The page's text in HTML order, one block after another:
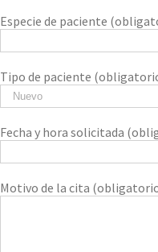
Especie de paciente
Tipo de paciente
Fecha y hora solicitada
Motivo de la cita